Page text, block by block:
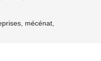
mécénat, associations-les